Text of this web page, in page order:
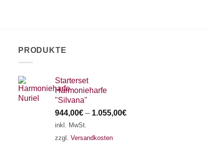
PRODUKTE
Starterset
Harmonieharfe
"Silvana"
944,00€ – 1.055,00€
inkl. MwSt.
zzgl. Versandkosten